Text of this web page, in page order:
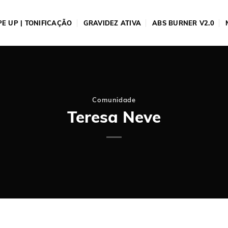
UP | TONIFICAÇÃO GRAVIDEZ ATIVA ABS BURNER V2.0
Comunidade
Teresa Neve